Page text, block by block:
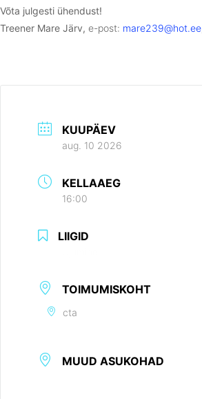
Võta julgesti ühendust!
Treener Mare Järv, e-post: mare239@hot.ee
KUUPÄEV
aug. 10 2026
KELLAAEG
16:00
LIIGID
TOIMUMISKOHT
cta
MUUD ASUKOHAD